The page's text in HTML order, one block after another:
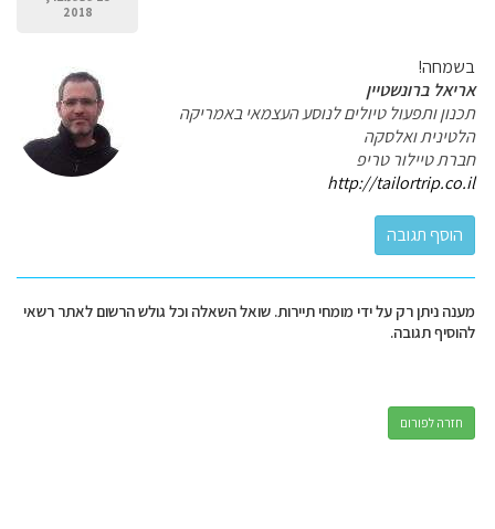
2018
בשמחה!
אריאל ברונשטיין
תכנון ותפעול טיולים לנוסע העצמאי באמריקה
הלטינית ואלסקה
חברת טיילור טריפ
http://tailortrip.co.il
מענה ניתן רק על ידי מומחי תיירות. שואל השאלה וכל גולש הרשום לאתר רשאי
להוסיף תגובה.
חזרה לפורום